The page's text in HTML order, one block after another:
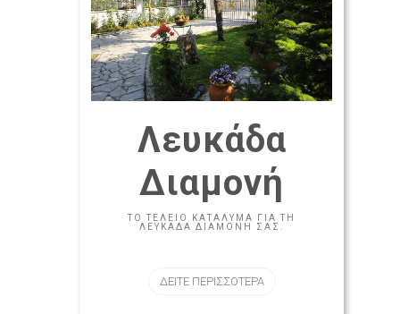
Λευκάδα
Διαμονή
ΤΟ ΤΈΛΕΙΟ ΚΑΤΆΛΥΜΑ ΓΙΑ ΤΗ
ΛΕΥΚΆΔΑ ΔΙΑΜΟΝΉ ΣΑΣ.
ΔΕΙΤΕ ΠΕΡΙΣΣΟΤΕΡΑ